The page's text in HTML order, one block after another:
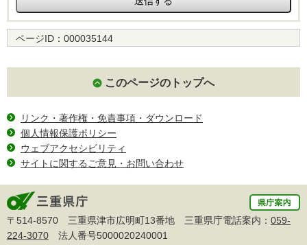
ページID： 000035144
このページのトップへ
リンク・著作権・免責事項・ダウンロード
個人情報保護ポリシー
ウェブアクセシビリティ
サイトに関するご意見・お問い合わせ
〒514-8570 三重県津市広明町13番地 三重県庁電話案内： 059-
224-3070 法人番号5000020240001